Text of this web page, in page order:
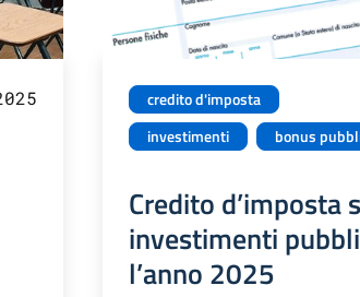
credito d'imposta
investimenti
bonus
Credito d’imposta
investimenti
l’anno 2025